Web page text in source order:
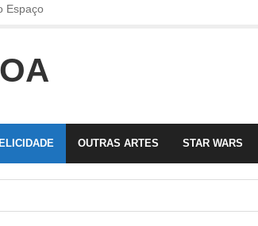
Espaço
com Olga Roriz
OUTRAS ARTES STAR WARS